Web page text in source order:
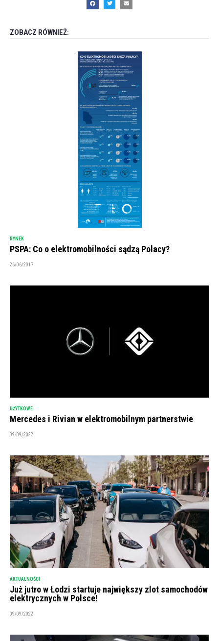
ZOBACZ RÓWNIEŻ:
RYNEK
PSPA: Co o elektromobilności sądzą Polacy?
26/06/2017
UŻYTKOWE
Mercedes i Rivian w elektromobilnym partnerstwie
09/09/2022
AKTUALNOŚCI
Już jutro w Łodzi startuje największy zlot samochodów
elektrycznych w Polsce!
09/09/2022